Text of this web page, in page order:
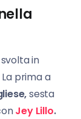
in
prima a
sesta
Jey Lillo.